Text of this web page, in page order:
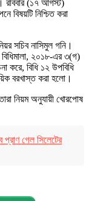
রবিবার (১৭ আগস্ট)
বিষয়টি নিশ্চিত করা
সচিব নাসিমুল গনি।
বিধিমালা, ২০১৮-এর ৩(গ)
করে, বিধি ১২ উপবিধি
বরখাস্ত করা হলো।
নিয়ম অনুযায়ী খোরপোষ
প্রাণ গেল সিলেটের